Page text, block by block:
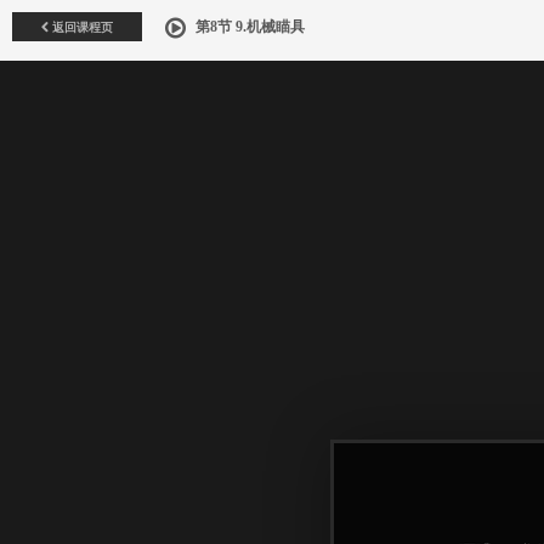
返回课程页 第8节 9.机械瞄具